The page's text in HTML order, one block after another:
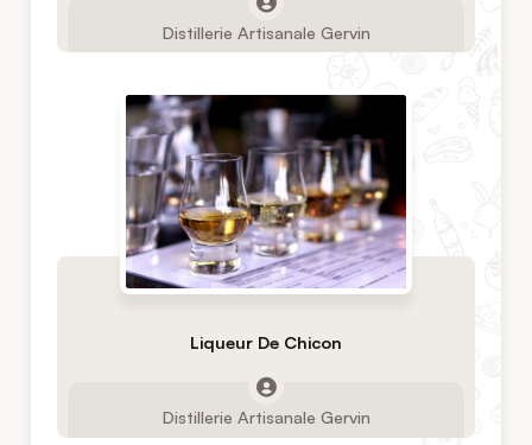
Distillerie Artisanale Gervin
Liqueur De Chicon
Distillerie Artisanale Gervin